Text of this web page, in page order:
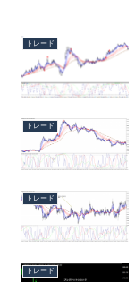
トレード
トレード
トレード
トレード